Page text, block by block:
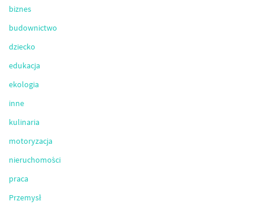
biznes
budownictwo
dziecko
edukacja
ekologia
inne
kulinaria
motoryzacja
nieruchomości
praca
Przemysł